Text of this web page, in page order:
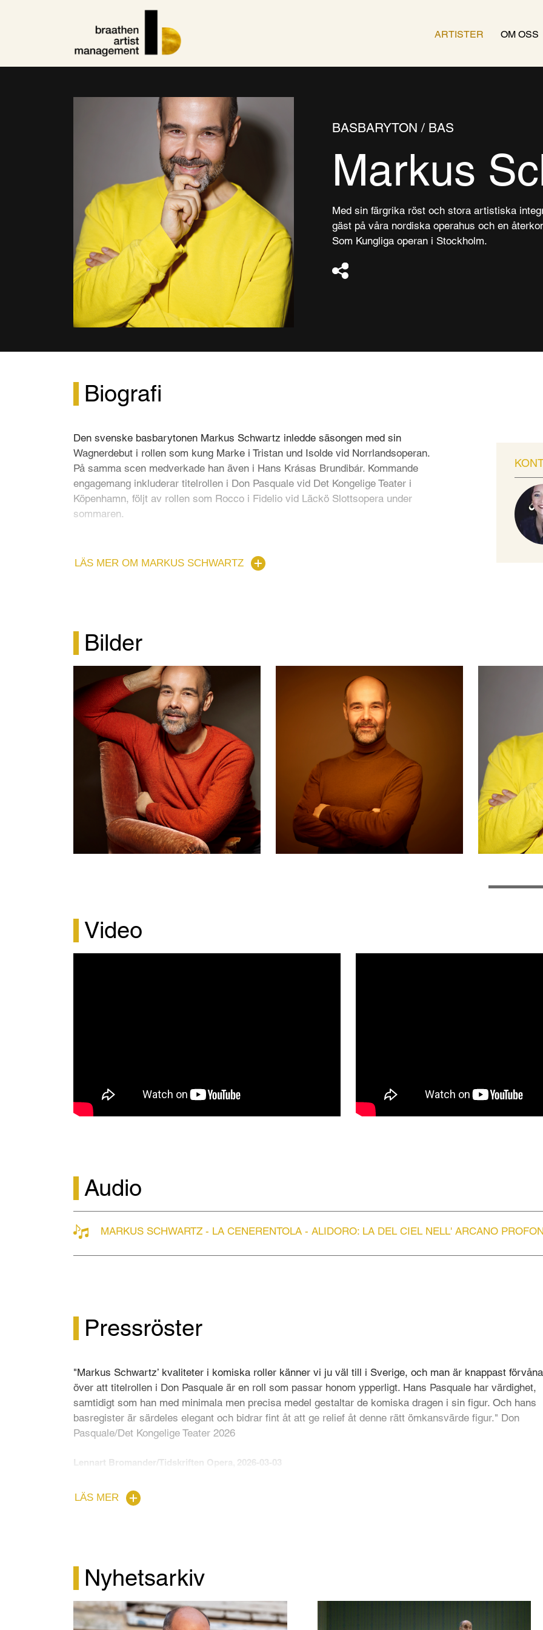
ARTISTER OM OSS
BASBARYTON / BAS
Markus
Med sin färgrika röst och stora artistiska
gäst på våra nordiska operahus och en
Som Kungliga operan i Stockholm.
Biografi
Den svenske basbarytonen Markus Schwartz inledde säsongen med sin
Wagnerdebut i rollen som kung Marke i Tristan und Isolde vid Norrlandsoperan.
På samma scen medverkade han även i Hans Krásas Brundibár. Kommande
engagemang inkluderar titelrollen i Don Pasquale vid Det Kongelige Teater i
Köpenhamn, följt av rollen som Rocco i Fidelio vid Läckö Slottsopera under
sommaren.
Mustafà i L’Italiana in Algeri samt i den nyskrivna operan Älskarinnorna – The
Mistresses av Jenny Wilson. År 2023 var han gäst vid Savonlinna Opera
Kungliga Operan i Stockholm.
Monterone i Rigoletto på Den Norske Opera i Oslo och Happy i Flickan från
Vilda Västern på Kungliga Operan. Han medverkade även i Kamraternas och
Rebaroques produktion Idomeneos på Folkoperan i Stockholm.
Markus Schwartz fick sin utbildning vid Sibeliusakademien i Helsingfors och vid
Operahögskolan i Stockholm. Han har varit engagerad som solist i ensemblen
vid GöteborgsOperan, där han sjungit roller som Masetto och Leporello i Don
Giovanni, Bartolo i Barberaren i Sevilla, Don Magnifico i Askungen, Colline och
Schaunard i La Bohème, Varlaam i Boris Godunov, Papageno i Trollflöjten, Ping i
Turandot, Capellio i I Capuleti e i Montecchi och Figaro i Figaros bröllop i en
nyuppsättning regisserad av Stephen Langridge.
Markus Schwartz har varit en återkommande gäst på Kungliga Operan där han
Markus Schwartz har gästat Drottningholmsteatern där han har framträtt som
Narbanor i Rameaus Zoroastre under ledning av Christophe Rousset och
Markus har även sjungit Mustafa i Rossinis Italienskan i Alger och Geronio i
Rossinis En turk i Italien på Läckö Slottsopera, samt Mefistofeles i Faust och
Ein deutsches Requiem och Lars-Erik Larssons Förklädd gud. Under våren
2010 sjöng han Mozarts c-mollmässa med Göteborgs Symfoniker och Gustavo
Dudamel. Under säsongen 2010/2011 var Markus Schwartz solist i Verdis
Requiem i Göteborgs Konserthus och Sjostakovitjs Symfoni Nr 14 med
LÄS MER OM MARKUS SCHWARTZ
Bilder
Video
Audio
MARKUS SCHWARTZ - LA CENERENTOLA - ALIDORO: LA DEL CIEL NELL' ARCANO
Pressröster
"Markus Schwartz’ kvaliteter i komiska roller känner vi ju väl till i Sverige, och man är knappast
över att titelrollen i Don Pasquale är en roll som passar honom ypperligt. Hans Pasquale har värdighet,
samtidigt som han med minimala men precisa medel gestaltar de komiska dragen i sin figur. Och hans
basregister är särdeles elegant och bidrar fint åt att ge relief åt denne rätt ömkansvärde figur." Don
Pasquale/Det Kongelige Teater 2026
Lennart Bromander/Tidskriften Opera, 2026-03-03
"Don Pasquale (Markus Schwartz) is the target of ridicule and caricature, but is also portrayed at times
a touching, vulnerable and sympathetic figure, whom one actually ends up feeling a little sorry for." Don
"En personlig favorit är Markus Schwartz i rollen som Kung Marke och hans uttrycksfulla basbaryton
Tristan." Tristan och Isolde/NorrlandsOperan
LÄS MER
Nyhetsarkiv